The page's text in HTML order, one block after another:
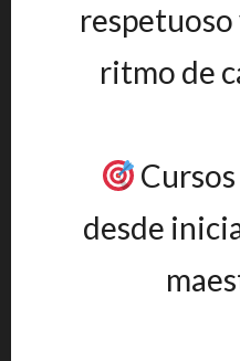
respetuoso
ritmo de
desde